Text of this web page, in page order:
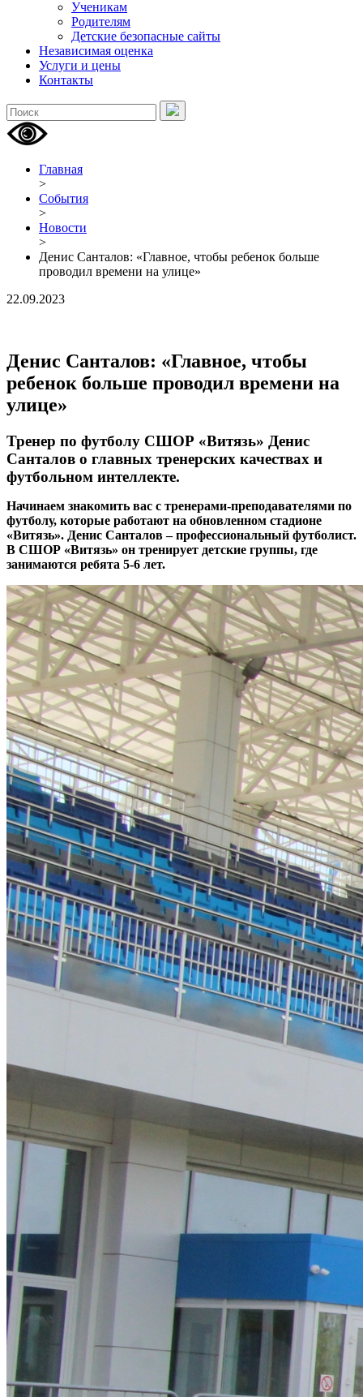
Ученикам
Родителям
Детские безопасные сайты
Независимая оценка
Услуги и цены
Контакты
Главная
>
События
>
Новости
>
Денис Санталов: «Главное, чтобы ребенок больше
проводил времени на улице»
22.09.2023
Денис Санталов: «Главное, чтобы
ребенок больше проводил времени на
улице»
Тренер по футболу СШОР «Витязь» Денис
Санталов о главных тренерских качествах и
футбольном интеллекте.
Начинаем знакомить вас с тренерами-преподавателями по
футболу, которые работают на обновленном стадионе
«Витязь». Денис Санталов – профессиональный футболист.
В СШОР «Витязь» он тренирует детские группы, где
занимаются ребята 5-6 лет.